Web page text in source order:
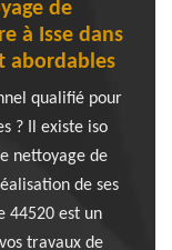
de
à Isse dans
abordables
qualifié pour
? Il existe iso
nettoyage de
de ses
44520 est un
travaux de